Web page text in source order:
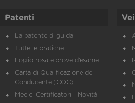
Patenti
La patente di guida
Tutte le pratiche
Foglio rosa e prove d’esame
Carta di Qualificazione del
Conducente (CQC)
Medici Certificatori - Novità